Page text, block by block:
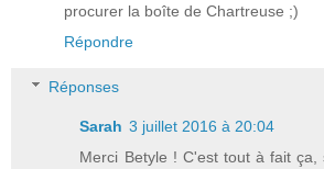
procurer la boîte de Chartreuse ;)
Répondre
Réponses
Sarah 3 juillet 2016 à 20:04
Merci Betyle ! C'est tout à fait